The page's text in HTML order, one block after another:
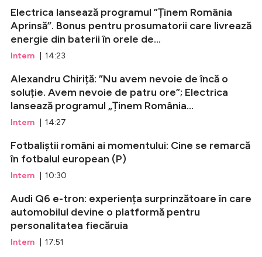
Electrica lansează programul ”Ținem România
Aprinsă”. Bonus pentru prosumatorii care livrează
energie din baterii în orele de...
Intern | 14:23
Alexandru Chiriță: ”Nu avem nevoie de încă o
soluție. Avem nevoie de patru ore”; Electrica
lansează programul „Ținem România...
Intern | 14:27
Fotbaliștii români ai momentului: Cine se remarcă
în fotbalul european (P)
Intern | 10:30
Audi Q6 e-tron: experiența surprinzătoare în care
automobilul devine o platformă pentru
personalitatea fiecăruia
Intern | 17:51